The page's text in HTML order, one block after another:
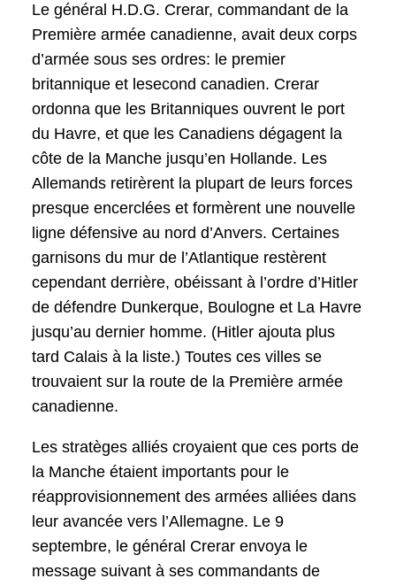
Le général H.D.G. Crerar, commandant de la
Première armée canadienne, avait deux corps
d’armée sous ses ordres: le premier
britannique et lesecond canadien. Crerar
ordonna que les Britanniques ouvrent le port
du Havre, et que les Canadiens dégagent la
côte de la Manche jusqu’en Hollande. Les
Allemands retirèrent la plupart de leurs forces
presque encerclées et formèrent une nouvelle
ligne défensive au nord d’Anvers. Certaines
garnisons du mur de l’Atlantique restèrent
cependant derrière, obéissant à l’ordre d’Hitler
de défendre Dunkerque, Boulogne et La Havre
jusqu’au dernier homme. (Hitler ajouta plus
tard Calais à la liste.) Toutes ces villes se
trouvaient sur la route de la Première armée
canadienne.
Les stratèges alliés croyaient que ces ports de
la Manche étaient importants pour le
réapprovisionnement des armées alliées dans
leur avancée vers l’Allemagne. Le 9
septembre, le général Crerar envoya le
message suivant à ses commandants de